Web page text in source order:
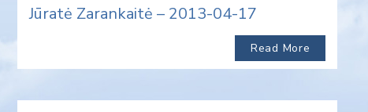
Jūratė Zarankaitė – 2013-04-17
Read More